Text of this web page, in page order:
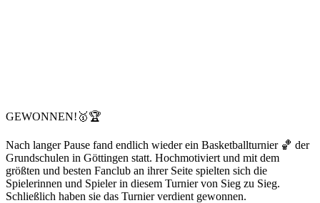
GEWONNEN!🥇🏆
Nach langer Pause fand endlich wieder ein Basketballturnier 🏀 der
Grundschulen in Göttingen statt. Hochmotiviert und mit dem
größten und besten Fanclub an ihrer Seite spielten sich die
Spielerinnen und Spieler in diesem Turnier von Sieg zu Sieg.
Schließlich haben sie das Turnier verdient gewonnen.